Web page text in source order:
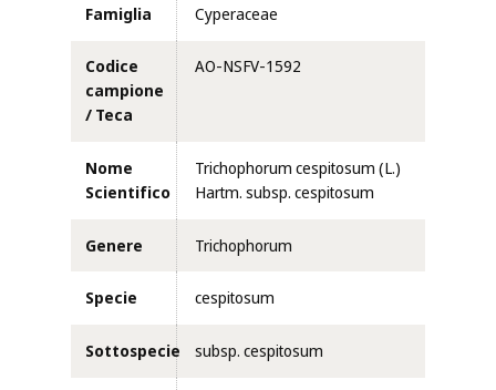
Famiglia Cyperaceae
Codice
campione
/ Teca
AO-NSFV-1592
Nome
Scientifico
Trichophorum cespitosum (L.)
Hartm. subsp. cespitosum
Genere Trichophorum
Specie cespitosum
Sottospecie subsp. cespitosum